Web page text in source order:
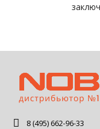
8 (495) 662-96-33